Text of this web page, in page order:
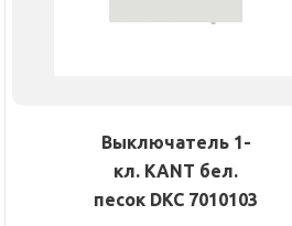
Выключатель 1-
кл. KANT бел.
песок DKC 7010103